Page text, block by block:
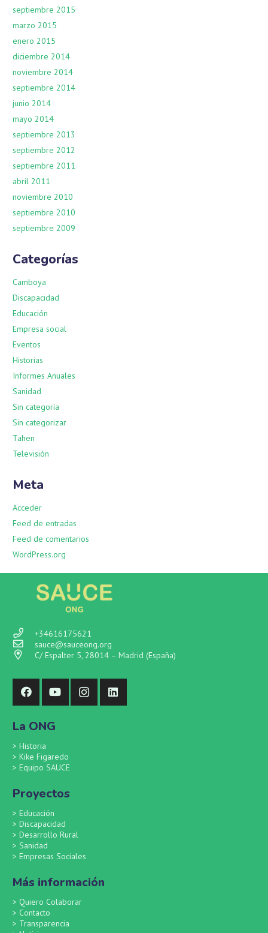
septiembre 2015
marzo 2015
enero 2015
diciembre 2014
noviembre 2014
septiembre 2014
junio 2014
mayo 2014
septiembre 2013
septiembre 2012
septiembre 2011
abril 2011
noviembre 2010
septiembre 2010
septiembre 2009
Categorías
Camboya
Discapacidad
Educación
Empresa social
Eventos
Historias
Informes Anuales
Sanidad
Sin categoría
Sin categorizar
Tahen
Televisión
Meta
Acceder
Feed de entradas
Feed de comentarios
WordPress.org
+34616175621
sauce@sauceong.org
C/ Espalter 5, 28014 – Madrid (España)
La ONG
> Historia
> Kike Figaredo
> Equipo SAUCE
Proyectos
> Educación
> Discapacidad
> Desarrollo Rural
> Sanidad
> Empresas Sociales
Más información
> Quiero Colaborar
> Contacto
> Transparencia